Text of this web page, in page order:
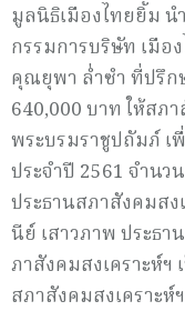
มูลนิธิเมืองไทยยิ้ม น
กรรมการบริษัท เมือ
คุณยุพา ล่ำซำ ที่ปรึก
640,000 บาท ให้สภ
พระบรมราชูปถัมภ์ เ
ประจำปี 2561 จำนว
ประธานสภาสังคมส
นีย์ เสาวภาพ ประธา
ภาสังคมสงเคราะห์
สภาสังคมสงเคราะห์ฯ